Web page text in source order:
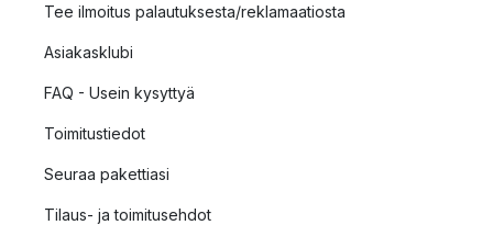
Tee ilmoitus palautuksesta/reklamaatiosta
Asiakasklubi
FAQ - Usein kysyttyä
Toimitustiedot
Seuraa pakettiasi
Tilaus- ja toimitusehdot